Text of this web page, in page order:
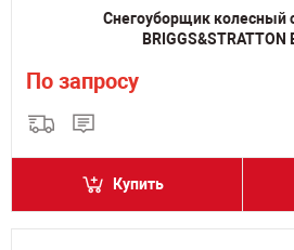
Снегоуборщик колесный
BRIGGS&STRATTON
По запросу
Купить